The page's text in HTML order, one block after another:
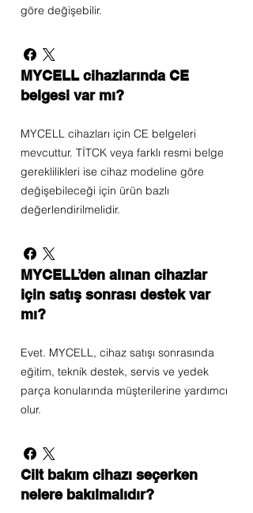
göre değişebilir.
MYCELL cihazlarında CE
belgesi var mı?
MYCELL cihazları için CE belgeleri
mevcuttur. TİTCK veya farklı resmi belge
gereklilikleri ise cihaz modeline göre
değişebileceği için ürün bazlı
değerlendirilmelidir.
MYCELL’den alınan cihazlar
için satış sonrası destek var
mı?
Evet. MYCELL, cihaz satışı sonrasında
eğitim, teknik destek, servis ve yedek
parça konularında müşterilerine yardımcı
olur.
Cilt bakım cihazı seçerken
nelere bakılmalıdır?